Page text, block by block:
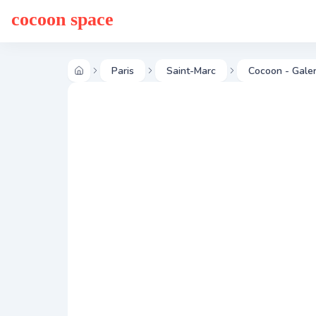
cocoon space
Paris Saint-Marc Cocoon -